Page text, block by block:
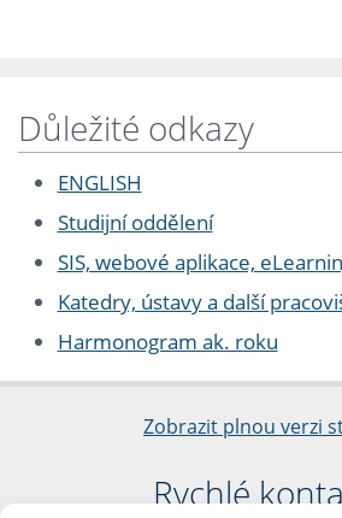
Důležité odkazy
ENGLISH
Studijní oddělení
SIS, webové aplikace,
Katedry, ústavy a další
Harmonogram ak. roku
Zobrazit plnou verzi
Rychlé